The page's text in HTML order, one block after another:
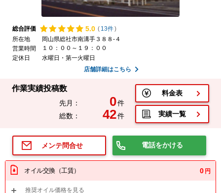
総合評価 5.0 ( 13件)
所在地
岡山県総社市南溝手３８８-４
営業時間
１０：００～１９：００
定休日
水曜日・第一火曜日
店舗詳細はこちら
作業実績投稿数
先月： 0件
総数：
42件
料金表
実績一覧
メンテ問合せ 電話をかける
オイル交換（工賃） 0 円
推奨オイル価格を見る